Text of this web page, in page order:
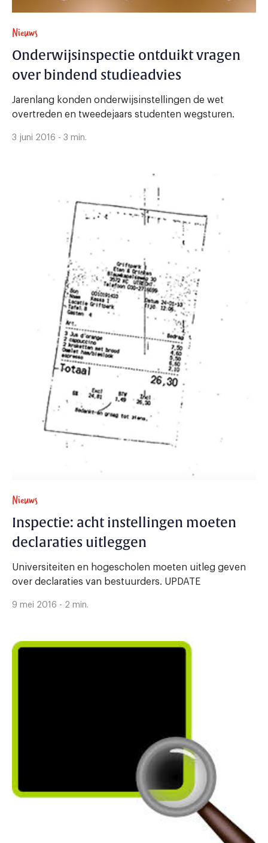
Nieuws
Onderwijsinspectie ontduikt vragen
over bindend studieadvies
Jarenlang konden onderwijsinstellingen de wet
overtreden en tweedejaars studenten wegsturen.
3 juni 2016 - 3 min.
Nieuws
Inspectie: acht instellingen moeten
declaraties uitleggen
Universiteiten en hogescholen moeten uitleg geven
over declaraties van bestuurders. UPDATE
9 mei 2016 - 2 min.